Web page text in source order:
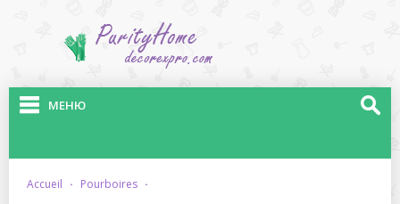
МЕНЮ
accueil · pourboires ·